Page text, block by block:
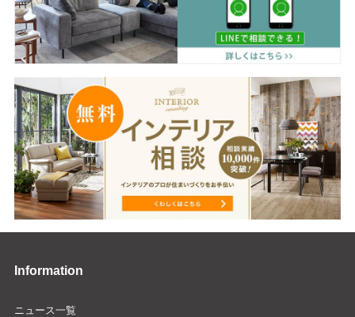
Information
ニュース一覧